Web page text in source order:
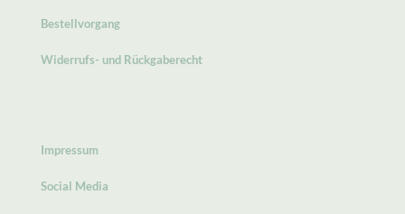
Bestellvorgang
Widerrufs- und Rückgaberecht
Impressum
Social Media